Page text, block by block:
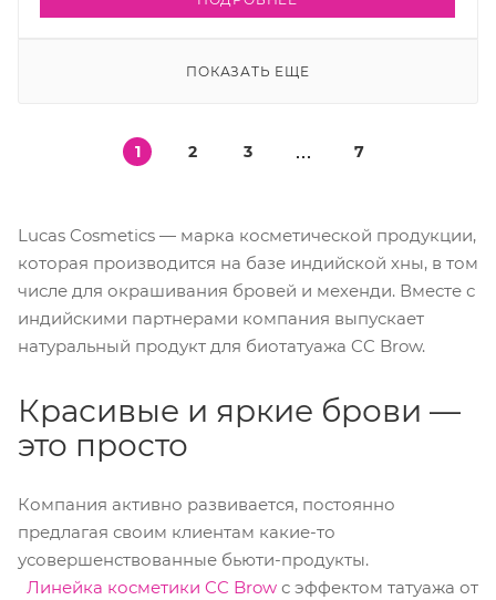
ПОКАЗАТЬ ЕЩЕ
1 2 3 7
Lucas Cosmetics — марка косметической продукции,
которая производится на базе индийской хны, в том
числе для окрашивания бровей и мехенди. Вместе с
индийскими партнерами компания выпускает
натуральный продукт для биотатуажа CC Brow.
Красивые и яркие брови —
это просто
Компания активно развивается, постоянно
предлагая своим клиентам какие-то
усовершенствованные бьюти-продукты.
Линейка косметики CC Brow с эффектом татуажа от